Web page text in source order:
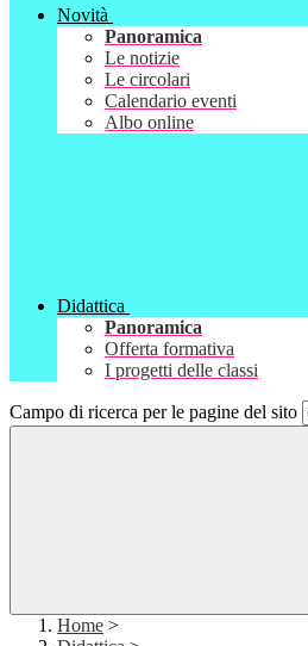
Novità
Panoramica
Le notizie
Le circolari
Calendario eventi
Albo online
Didattica
Panoramica
Offerta formativa
I progetti delle classi
Campo di ricerca per le pagine del sito
Home >